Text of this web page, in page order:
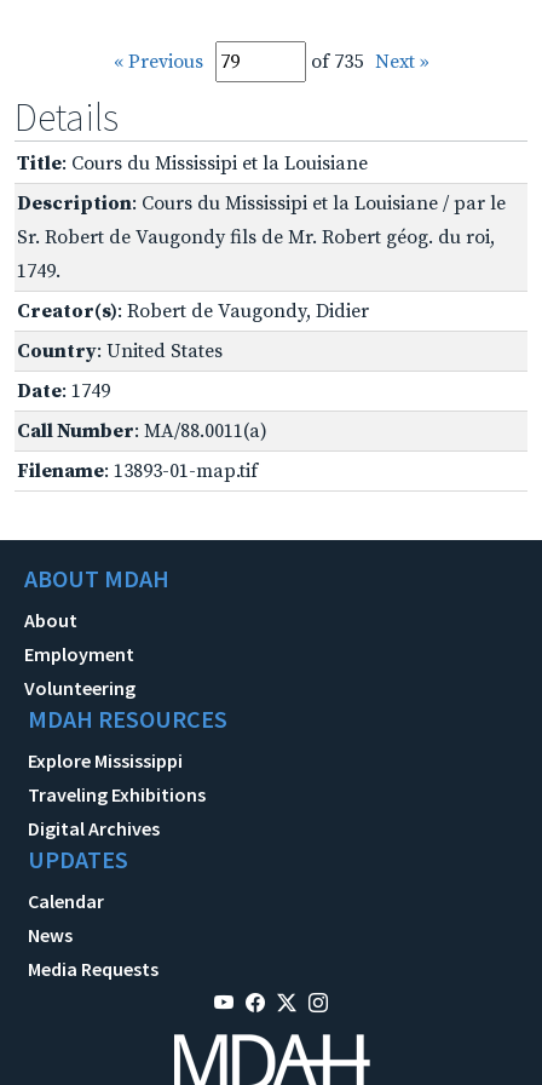
« Previous of 735 Next »
Details
Title: Cours du Mississipi et la Louisiane
Description: Cours du Mississipi et la Louisiane / par le
Sr. Robert de Vaugondy fils de Mr. Robert géog. du roi,
1749.
Creator(s): Robert de Vaugondy, Didier
Country: United States
Date: 1749
Call Number: MA/88.0011(a)
Filename: 13893-01-map.tif
ABOUT MDAH
About
Employment
Volunteering
MDAH RESOURCES
Explore Mississippi
Traveling Exhibitions
Digital Archives
UPDATES
Calendar
News
Media Requests